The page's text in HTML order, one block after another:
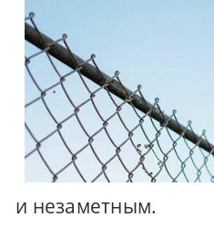
и незаметным.